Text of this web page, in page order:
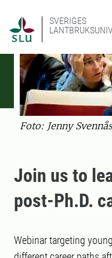
SVERIGES
Foto: Jenny
Join us to
post-Ph.D.
Webinar targeting